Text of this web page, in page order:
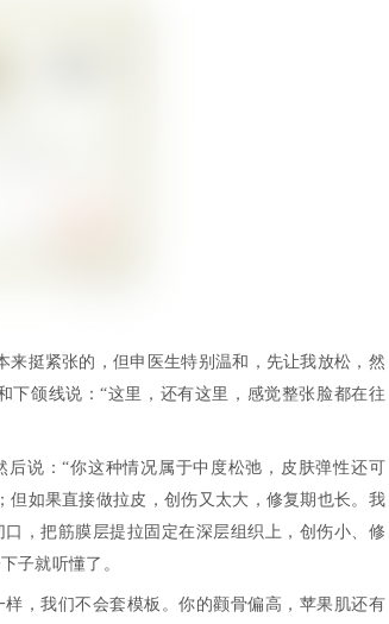
挺紧张的，但申医生特别温和，先让我放松，然
下颌线说：“这里，还有这里，感觉整张脸都在往
说：“你这种情况属于中度松弛，皮肤弹性还可
如果直接做拉皮，创伤又太大，修复期也长。我
，把筋膜层提拉固定在深层组织上，创伤小、修
子就听懂了。
，我们不会套模板。你的颧骨偏高，苹果肌还有